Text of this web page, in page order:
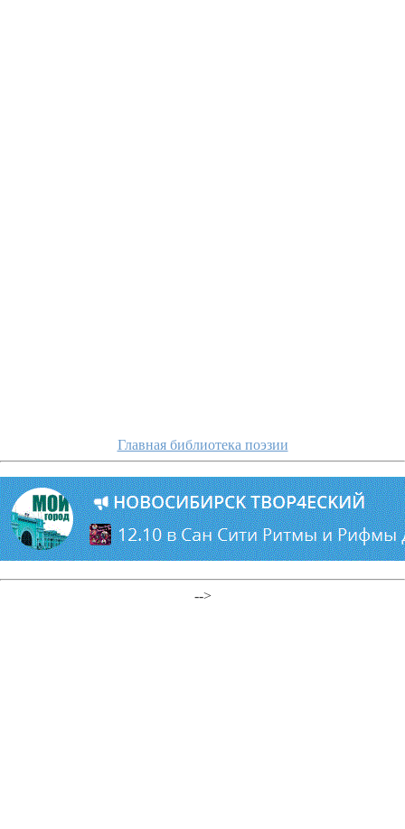
Главная библиотека поэзии
-->